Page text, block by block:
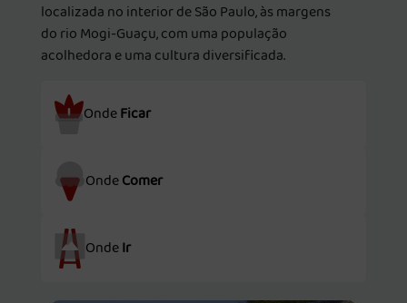
localizada no interior de São Paulo, às margens
do rio Mogi-Guaçu, com uma população
acolhedora e uma cultura diversificada.
OndeFicar
OndeComer
OndeIr